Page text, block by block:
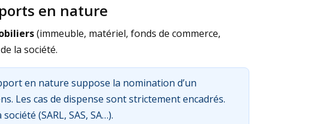
en nature
(immeuble, matériel, fonds de commerce,
la société.
en nature suppose la nomination d’un
Les cas de dispense sont strictement encadrés.
(SARL, SAS, SA…).